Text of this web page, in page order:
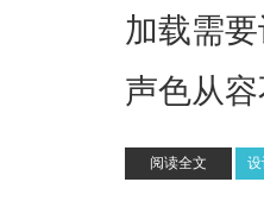
加载需
声色从容
阅读全文